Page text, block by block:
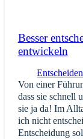
Besser
entwickeln
Entscheiden
Von einer
dass sie schnell
sie ja da! Im
ich nicht
Entscheidung